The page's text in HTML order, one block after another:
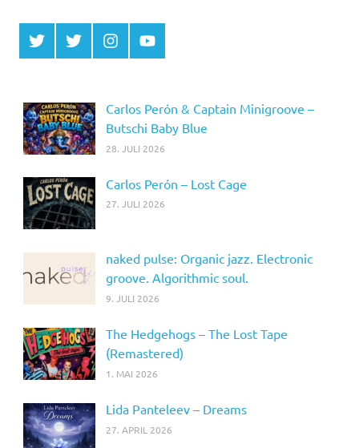
Twitter
MCDP
Twitter
Musicradiostation
InstagramYouTube
Carlos Perón & Captain Minigroove –
Butschi Baby Blue
28. JULI 2026
Carlos Perón – Lost Cage
27. JULI 2026
naked pulse: Organic jazz. Electronic
groove. Algorithmic soul.
9. JULI 2026
The Hedgehogs – The Lost Tape
(Remastered)
1. MAI 2026
Lida Panteleev – Dreams
27. APRIL 2026